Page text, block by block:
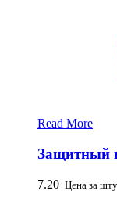
Read More
Защитный
7.20 Цена за